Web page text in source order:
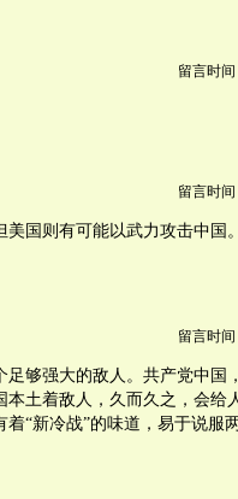
留言时间
留言时间
美国则有可能以武力攻击中国
留言时间
足够强大的敌人。共产党中国
土着敌人，久而久之，会给
“新冷战”的味道，易于说服